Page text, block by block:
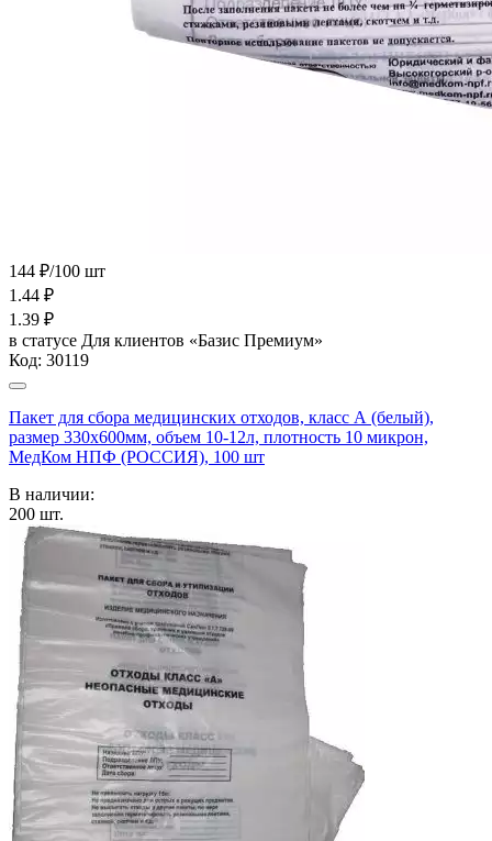
144 ₽/100 шт
1.44 ₽
1.39 ₽
в статусе Для клиентов «Базис Премиум»
Код: 30119
Пакет для сбора медицинских отходов, класс А (белый),
размер 330х600мм, объем 10-12л, плотность 10 микрон,
МедКом НПФ (РОССИЯ), 100 шт
В наличии:
200 шт.